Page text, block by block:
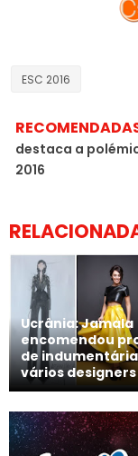
ESC 2016
destaca a
2016
Ucrânia: Jamala
encomendou
de
vários designers